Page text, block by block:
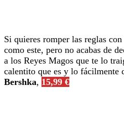
Si quieres romper las reglas con
como este, pero no acabas de
a los Reyes Magos que te lo
calentito que es y lo fácilmente
Bershka, 15,99 €